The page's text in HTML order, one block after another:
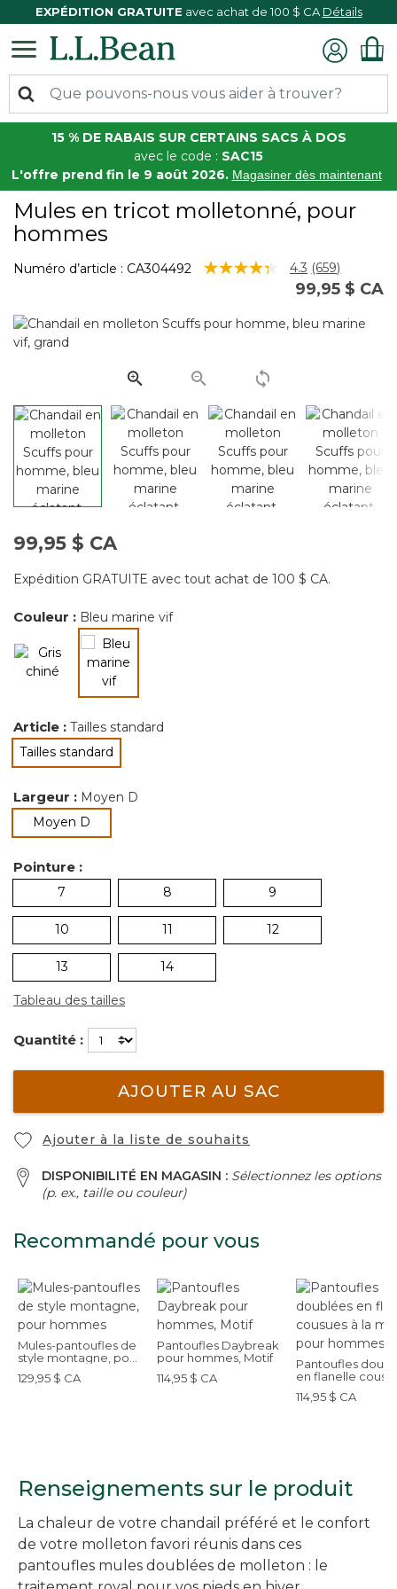
EXPÉDITION GRATUITE avec achat de 100 $ CA Détails
15 % DE RABAIS SUR CERTAINS SACS À DOS
avec le code : SAC15
L'offre prend fin le 9 août 2026. Magasiner dès maintenant
Mules en tricot molletonné, pour
hommes
Numéro d’article : CA304492 4,2 sur 5 Évaluation des clients
4.3 Lire
les
659
Lien
(659)
99,95 $ CA
99,95 $ CA
Expédition GRATUITE avec tout achat de 100 $ CA.
Couleur : Bleu marine vif
sélectionné
Article : Tailles standard
Tailles standard
sélectionné
Largeur : Moyen D
Moyen D
Pointure :
7 8 9
10 11 12
13 14
Tableau des tailles
Quantité :
AJOUTER AU SAC
Ajouter à la liste de souhaits
DISPONIBILITÉ EN MAGASIN : Sélectionnez les options
(p. ex., taille ou couleur)
Recommandé pour vous
Mules-pantoufles de
style montagne, pour
hommes
129,95 $ CA
Pantoufles Daybreak
pour hommes, Motif
114,95 $ CA
Pantoufles
en flanelle
la main, pour
hommes
114,95 $ CA
Renseignements sur le produit
La chaleur de votre chandail préféré et le confort
de votre molleton favori réunis dans ces
pantoufles mules doublées de molleton : le